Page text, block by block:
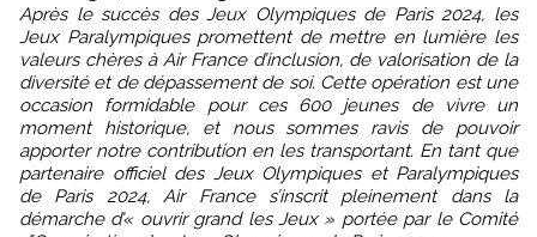
Après le succès des Jeux Olympiques de Paris 2024, les
Jeux Paralympiques promettent de mettre en lumière les
valeurs chères à Air France d’inclusion, de valorisation de la
diversité et de dépassement de soi. Cette opération est une
occasion formidable pour ces 600 jeunes de vivre un
moment historique, et nous sommes ravis de pouvoir
apporter notre contribution en les transportant. En tant que
partenaire officiel des Jeux Olympiques et Paralympiques
de Paris 2024, Air France s’inscrit pleinement dans la
démarche d’« ouvrir grand les Jeux » portée par le Comité